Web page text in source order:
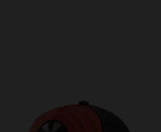
TALLAS DISPONIBLES